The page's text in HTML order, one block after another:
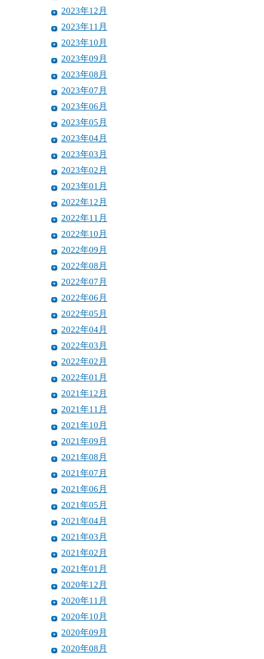
2023年12月
2023年11月
2023年10月
2023年09月
2023年08月
2023年07月
2023年06月
2023年05月
2023年04月
2023年03月
2023年02月
2023年01月
2022年12月
2022年11月
2022年10月
2022年09月
2022年08月
2022年07月
2022年06月
2022年05月
2022年04月
2022年03月
2022年02月
2022年01月
2021年12月
2021年11月
2021年10月
2021年09月
2021年08月
2021年07月
2021年06月
2021年05月
2021年04月
2021年03月
2021年02月
2021年01月
2020年12月
2020年11月
2020年10月
2020年09月
2020年08月